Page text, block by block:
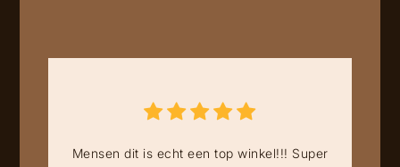
Mensen dit is echt een top winkel!!! Super